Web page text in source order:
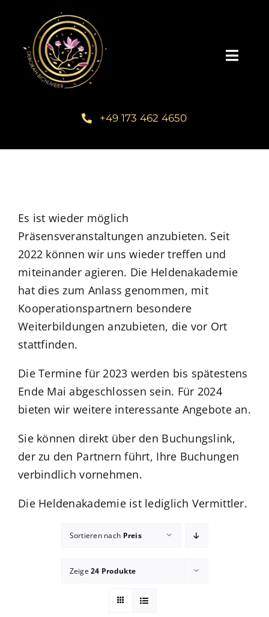
springen
Kundenstimmen
Kuntur Verlag
Shop
+49 173 462 4650
Es ist wieder möglich
Präsensveranstaltungen anzubieten. Seit
2022 können wir uns wieder treffen und
miteinander agieren. Die Heldenakademie
hat dies zum Anlass genommen, mit
Kooperationspartnern besondere
Weiterbildungen anzubieten, die vor Ort
stattfinden.
Die Termine für 2023 werden bis spätestens
Ende Mai abgeschlossen sein. Für 2024
bieten wir weitere interessante Angebote an.
Sie können direkt über den Buchungslink,
der zu den Partnern führt, Ihre Buchungen
verbindlich vornehmen.
Die Heldenakademie ist lediglich Vermittler.
Sortieren nach Preis
Zeige24 Produkte